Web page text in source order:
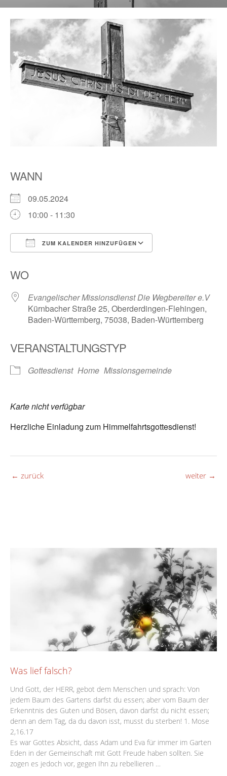
WANN
09.05.2024
10:00 - 11:30
ZUM KALENDER HINZUFÜGEN
WO
Evangelischer Missionsdienst Die Wegbereiter e.V
Kürnbacher Straße 25, Oberderdingen-Flehingen,
Baden-Württemberg, 75038, Baden-Württemberg
VERANSTALTUNGSTYP
Gottesdienst Home Missionsgemeinde
Karte nicht verfügbar
Herzliche Einladung zum Himmelfahrtsgottesdienst!
← zurück weiter →
Was lief falsch?
Und Gott, der HERR, gebot dem Menschen und sprach: Von
jedem Baum des Gartens darfst du essen; aber vom Baum der
Erkenntnis des Guten und Bösen, davon darfst du nicht essen;
denn an dem Tag, da du davon isst, musst du sterben! 1. Mose
2,16.17
Es war Gottes Absicht, dass Adam und Eva für immer im Garten
Eden in der Gemeinschaft mit Gott Freude haben sollten. Sie
zogen es jedoch vor, gegen Ihn zu rebellieren …